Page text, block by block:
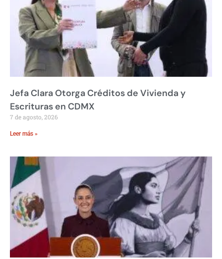
Jefa Clara Otorga Créditos de Vivienda y
Escrituras en CDMX
7 de agosto, 2026
Leer más »